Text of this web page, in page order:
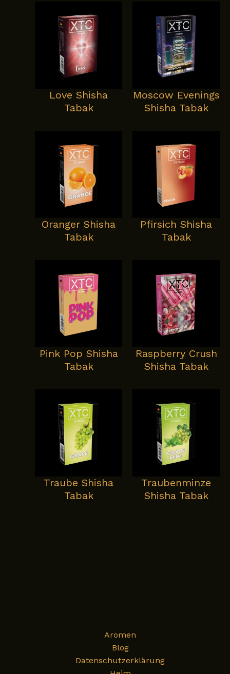
Love Shisha
Tabak
Moscow Evenings
Shisha Tabak
Oranger Shisha
Tabak
Pfirsich Shisha
Tabak
Pink Pop Shisha
Tabak
Raspberry Crush
Shisha Tabak
Traube Shisha
Tabak
Traubenminze
Shisha Tabak
Aromen
Blog
Datenschutzerklärung